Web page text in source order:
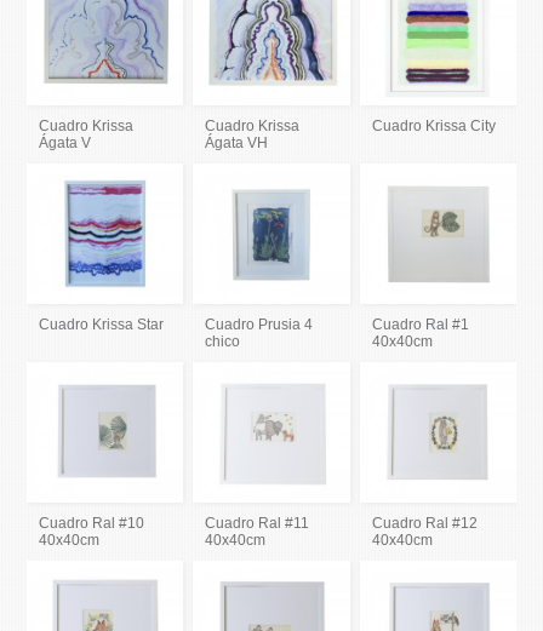
Cuadro Krissa
Ágata V
Cuadro Krissa
Ágata VH
Cuadro Krissa City
Cuadro Krissa Star
Cuadro Prusia 4
chico
Cuadro Ral #1
40x40cm
Cuadro Ral #10
40x40cm
Cuadro Ral #11
40x40cm
Cuadro Ral #12
40x40cm